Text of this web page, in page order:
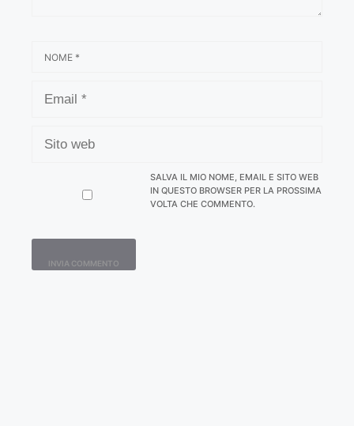
WEB
SALVA IL MIO NOME, EMAIL E SITO WEB
IN QUESTO BROWSER PER LA PROSSIMA
VOLTA CHE COMMENTO.